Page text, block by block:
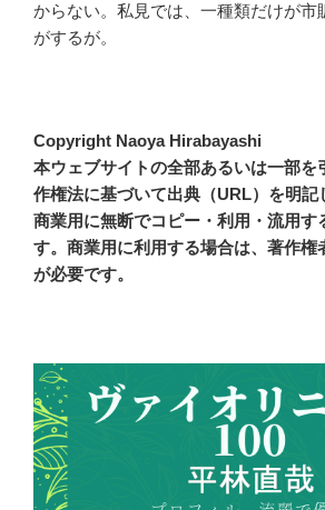
からない。私見では、一種類だけが市
がするが。
Copyright Naoya Hirabayashi
本ウェブサイトの全部あるいは一部を
作権法に基づいて出典（URL）を明記
商業用に無断でコピー・利用・流用す
す。商業用に利用する場合は、著作権
が必要です。